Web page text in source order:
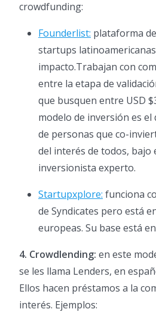
crowdfunding:
Founderlist: plataforma
startups
impacto.Trabajan con
entre la etapa de
que busquen entre USD
modelo de inversión es el
de personas que co-
del interés de todos, bajo
inversionista experto.
Startupxplore: funciona
de Syndicates pero está
europeas. Su base está
4. Crowdlending: en este
se les llama Lenders, en
Ellos hacen préstamos a la
interés. Ejemplos: